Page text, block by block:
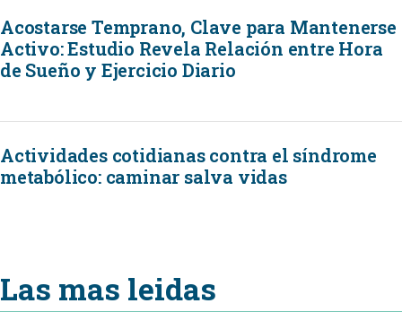
Acostarse Temprano, Clave para Mantenerse
Activo: Estudio Revela Relación entre Hora
de Sueño y Ejercicio Diario
Actividades cotidianas contra el síndrome
metabólico: caminar salva vidas
Las mas leidas